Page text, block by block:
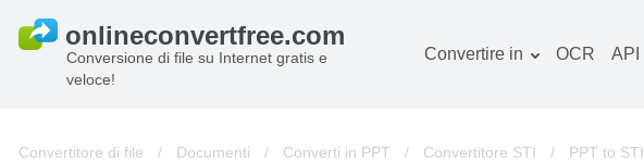
Conversione di file su Internet gratis e
veloce!
Convertire in
Immagine convertitore
OCR API
Convertitore di file / Documenti / Converti in PPT / Convertitore STI / PPT to STI